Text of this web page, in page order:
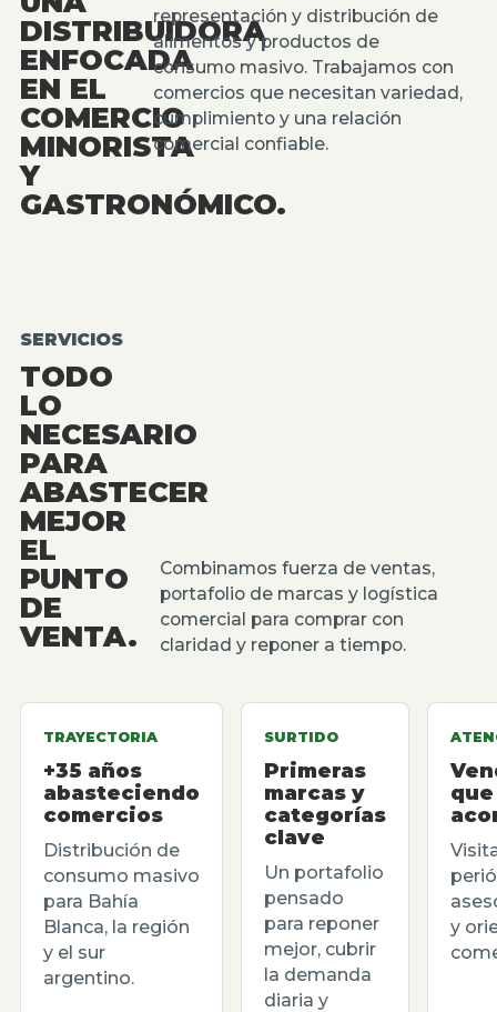
DISTRIBUIDORA
ENFOCADA
EN EL
COMERCIO
MINORISTA
Y
GASTRONÓMICO.
representación y distribución de
alimentos y productos de
consumo masivo. Trabajamos con
comercios que necesitan variedad,
cumplimiento y una relación
comercial confiable.
SERVICIOS
TODO
LO
NECESARIO
PARA
ABASTECER
MEJOR
EL
PUNTO
DE
VENTA.
Combinamos fuerza de ventas,
portafolio de marcas y logística
comercial para comprar con
claridad y reponer a tiempo.
TRAYECTORIA
+35 años
abasteciendo
comercios
Distribución de
consumo masivo
para Bahía
Blanca, la región
y el sur
argentino.
SURTIDO
Primeras
marcas y
categorías
clave
Un portafolio
pensado
para reponer
mejor, cubrir
la demanda
diaria y
que
y